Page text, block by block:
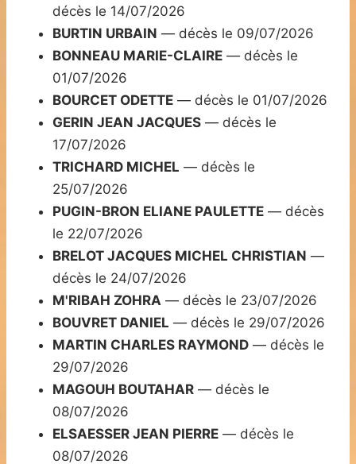
décès le 14/07/2026
BURTIN URBAIN — décès le 09/07/2026
BONNEAU MARIE-CLAIRE — décès le
01/07/2026
BOURCET ODETTE — décès le 01/07/2026
GERIN JEAN JACQUES — décès le
17/07/2026
TRICHARD MICHEL — décès le
25/07/2026
PUGIN-BRON ELIANE PAULETTE — décès
le 22/07/2026
BRELOT JACQUES MICHEL CHRISTIAN —
décès le 24/07/2026
M'RIBAH ZOHRA — décès le 23/07/2026
BOUVRET DANIEL — décès le 29/07/2026
MARTIN CHARLES RAYMOND — décès le
29/07/2026
MAGOUH BOUTAHAR — décès le
08/07/2026
ELSAESSER JEAN PIERRE — décès le
08/07/2026